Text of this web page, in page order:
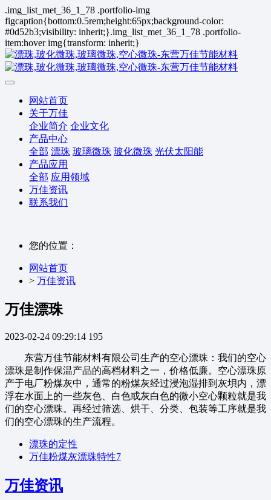
.img_list_met_36_1_78 .portfolio-img
figcaption{bottom:0.5rem;height:65px;background-color:
#0d52b3;visibility: inherit;}.img_list_met_36_1_78 .portfolio-
item:hover img{transform: inherit;}
网站首页
关于万佳
企业简介 企业文化
产品中心
全部 漂珠 玻璃微珠 玻化微珠 光伏太阳能
产品应用
全部 应用领域
万佳资讯
联系我们
您的位置：
网站首页
> 万佳资讯
万佳漂珠
2023-02-24 09:29:14 195
东营万佳节能材料有限公司生产的空心漂珠：我们的空心
漂珠是制作保温产品的高档材料之一，价格低廉。空心漂珠原
产于电厂粉煤灰中，通常的粉煤灰经过浸泡湿排到灰垻内，漂
浮在水面上的一些灰色、白色或灰白色的微小空心颗粒就是我
们的空心漂珠。再经过筛选、烘干、分类、包装等工序就是我
们的空心漂珠的生产流程。
漂珠的定性
万佳粉煤灰漂珠特性7
万佳资讯